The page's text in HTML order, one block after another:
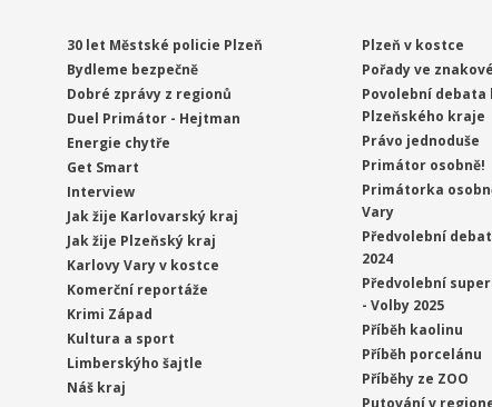
30 let Městské policie Plzeň
Bydleme bezpečně
Dobré zprávy z regionů
Duel Primátor - Hejtman
Energie chytře
Get Smart
Interview
Jak žije Karlovarský kraj
Jak žije Plzeňský kraj
Karlovy Vary v kostce
Komerční reportáže
Krimi Západ
Kultura a sport
Limberskýho šajtle
Náš kraj
Plzeň v kostce
Pořady ve
Povolební debata
Plzeňského kraje
Právo jednoduše
Primátor osobně!
Primátorka
Vary
Předvolební
2024
Předvolební
- Volby 2025
Příběh kaolinu
Příběh porcelánu
Příběhy ze ZOO